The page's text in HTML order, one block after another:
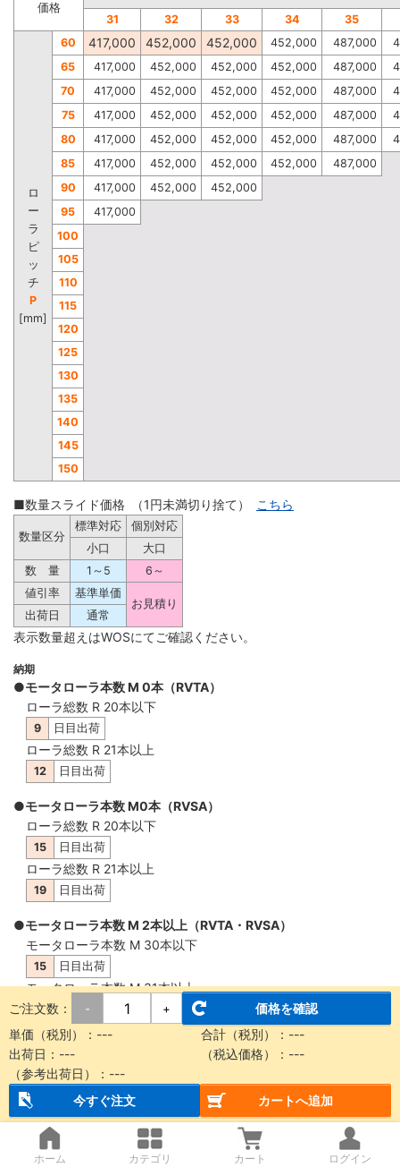
価格
31
32 33 34 35
ロ
ー
ラ
ピ
ッ
チ
P
[mm]
60 417,000 452,000 452,000 452,000 487,000
65
417,000 452,000 452,000 452,000 487,000
70
417,000 452,000 452,000 452,000 487,000
75
417,000 452,000 452,000 452,000 487,000
80
417,000 452,000 452,000 452,000 487,000
85
417,000 452,000 452,000 452,000
487,000
90
417,000 452,000
452,000
95
417,000
100
105
110
115
120
125
130
135
140
145
150
■数量スライド価格 （1円未満切り捨て） こちら
数量区分
標準対応
個別対応
小口
大口
数 量
1～5
6～
値引率
基準単価
お見積り
出荷日
通常
表示数量超えはWOSにてご確認ください。
納期
●モータローラ本数 M 0本（RVTA）
ローラ総数 R 20本以下
9 日目出荷
ローラ総数 R 21本以上
12 日目出荷
●モータローラ本数 M0本（RVSA）
ローラ総数 R 20本以下
15 日目出荷
ローラ総数 R 21本以上
19 日目出荷
●モータローラ本数 M 2本以上（RVTA・RVSA）
モータローラ本数 M 30本以下
15 日目出荷
モータローラ本数 M 31本以上
19 日目出荷
【納品に関する注意事項】
本商品は製品質量30kg以上もしくは機長2m以上の場合、チャ
ご注文数： - +
価格を確認
単価（税別）： --- 合計（税別）： ---
出荷日： --- （税込価格）： ---
（参考出荷日）： ---
今すぐ注文
カートへ追加
ホーム カテゴリ カート ログイン